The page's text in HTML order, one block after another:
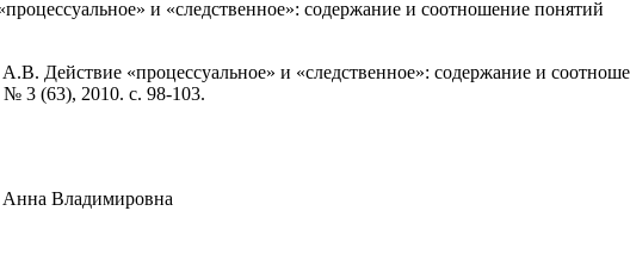
и «следственное»: содержание и соотношение понятий
Действие «процессуальное» и «следственное»: содержание и
№ 3 (63), 2010. с. 98-103.
Владимировна